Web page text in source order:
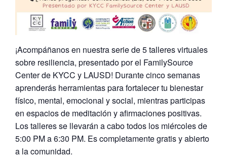
¡Acompáñanos en nuestra serie de 5 talleres virtuales
sobre resiliencia, presentado por el FamilySource
Center de KYCC y LAUSD! Durante cinco semanas
aprenderás herramientas para fortalecer tu bienestar
físico, mental, emocional y social, mientras participas
en espacios de meditación y afirmaciones positivas.
Los talleres se llevarán a cabo todos los miércoles de
5:00 PM a 6:30 PM. Es completamente gratis y abierto
a la comunidad.